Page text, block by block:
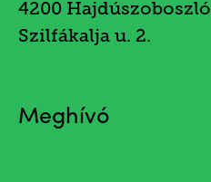
4200 Hajdúszoboszló
Szilfákalja u. 2.
Meghívó